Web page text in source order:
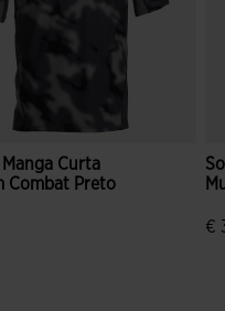
Manga Curta
Combat Preto
€